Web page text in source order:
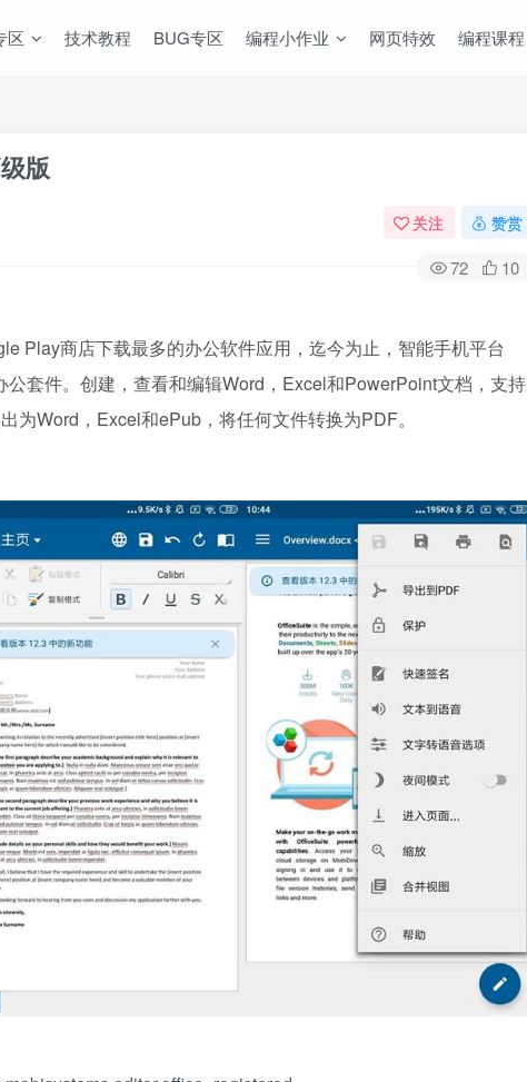
区 技术教程 BUG专区 编程小作业 网页特效 编程课程
版
关注 赞赏
72 10
Play商店下载最多的办公软件应用，迄今为止，智能手机平台
套件。创建，查看和编辑Word，Excel和PowerPoint文档，支持
为Word，Excel和ePub，将任何文件转换为PDF。